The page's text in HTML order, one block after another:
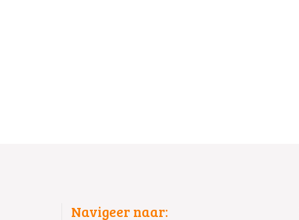
Navigeer naar: